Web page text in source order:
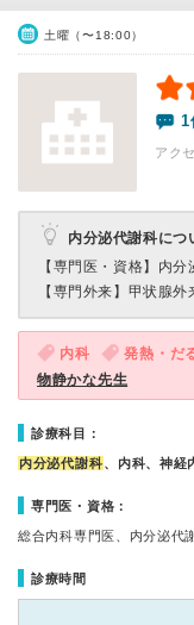
土曜（〜18:00）
1
アク
内分泌代謝科につ
【専門医・資格】 内分
【専門外来】 甲状腺外
内科 発熱・だ
物静かな先生
診療科目：
内分泌代謝科、内科、神経
専門医・資格：
総合内科専門医、内分泌代
診療時間